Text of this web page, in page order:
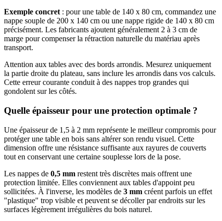
Exemple concret : pour une table de 140 x 80 cm, commandez une
nappe souple de 200 x 140 cm ou une nappe rigide de 140 x 80 cm
précisément. Les fabricants ajoutent généralement 2 à 3 cm de
marge pour compenser la rétraction naturelle du matériau après
transport.
Attention aux tables avec des bords arrondis. Mesurez uniquement
la partie droite du plateau, sans inclure les arrondis dans vos calculs.
Cette erreur courante conduit à des nappes trop grandes qui
gondolent sur les côtés.
Quelle épaisseur pour une protection optimale ?
Une épaisseur de 1,5 à 2 mm représente le meilleur compromis pour
protéger une table en bois sans altérer son rendu visuel. Cette
dimension offre une résistance suffisante aux rayures de couverts
tout en conservant une certaine souplesse lors de la pose.
Les nappes de 0,5 mm restent très discrètes mais offrent une
protection limitée. Elles conviennent aux tables d'appoint peu
sollicitées. À l'inverse, les modèles de 3 mm créent parfois un effet
"plastique" trop visible et peuvent se décoller par endroits sur les
surfaces légèrement irrégulières du bois naturel.